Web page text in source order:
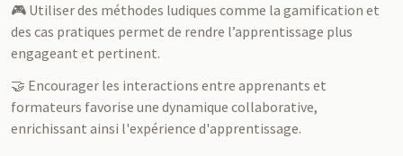
🎮 Utiliser des méthodes ludiques comme la gamification et
des cas pratiques permet de rendre l’apprentissage plus
engageant et pertinent.
🤝 Encourager les interactions entre apprenants et
formateurs favorise une dynamique collaborative,
enrichissant ainsi l'expérience d'apprentissage.